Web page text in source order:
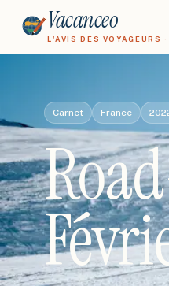
Vacanceo
L'AVIS DES VOYAGEURS
Carnet France